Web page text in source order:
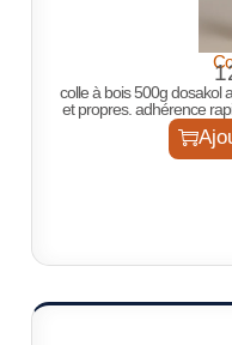
colle à bois 500g dosakol
et propres. adhérence